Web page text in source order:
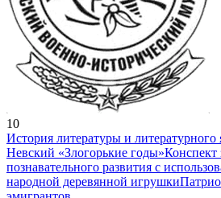
10
История литературы и литературного
Невский «Злогорькие годы»Конспект
познавательного развития с
народной деревянной игрушки